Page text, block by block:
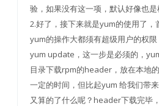
验，如果没有这一项，默认好像也是
2.好了，接下来就是yum的使用了，
yum的操作大都须有超级用户的权限
yum update，这一步是必须的，
目录下载rpm的header，放在本地
一定的时间，但比起yum 给我们带
又算的了什么呢？header下载完毕